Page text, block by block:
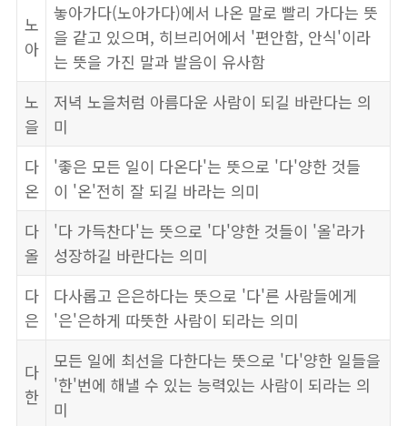
노
아
놓아가다(노아가다)에서 나온 말로 빨리 가다는 뜻
을 같고 있으며, 히브리어에서 '편안함, 안식'이라
는 뜻을 가진 말과 발음이 유사함
노
을
저녁 노을처럼 아름다운 사람이 되길 바란다는 의
미
다
온
'좋은 모든 일이 다온다'는 뜻으로 '다'양한 것들
이 '온'전히 잘 되길 바라는 의미
다
올
'다 가득찬다'는 뜻으로 '다'양한 것들이 '올'라가
성장하길 바란다는 의미
다
은
다사롭고 은은하다는 뜻으로 '다'른 사람들에게
'은'은하게 따뜻한 사람이 되라는 의미
다
한
모든 일에 최선을 다한다는 뜻으로 '다'양한 일들을
'한'번에 해낼 수 있는 능력있는 사람이 되라는 의
미